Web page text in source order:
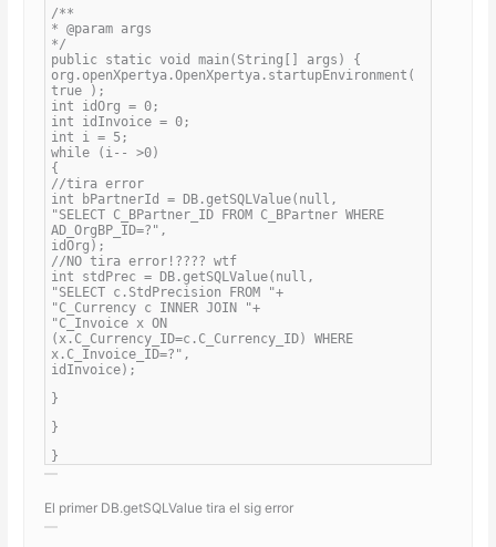
/**
* @param args
*/
public static void main(String[] args) {
org.openXpertya.OpenXpertya.startupEnvironment(
true );
int idOrg = 0;
int idInvoice = 0;
int i = 5;
while (i-- >0)
{
//tira error
int bPartnerId = DB.getSQLValue(null,
"SELECT C_BPartner_ID FROM C_BPartner WHERE
AD_OrgBP_ID=?",
idOrg);
//NO tira error!???? wtf
int stdPrec = DB.getSQLValue(null,
"SELECT c.StdPrecision FROM "+
"C_Currency c INNER JOIN "+
"C_Invoice x ON
(x.C_Currency_ID=c.C_Currency_ID) WHERE
x.C_Invoice_ID=?",
idInvoice);
}
}
}
El primer DB.getSQLValue tira el sig error